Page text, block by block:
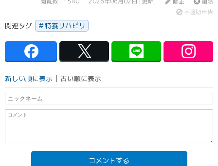
不適切申告
関連タグ 特養リハビリ
新しい順に表示 古い順に表示
コメントする